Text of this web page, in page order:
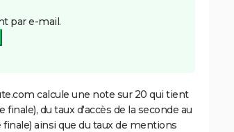
par e-mail.
calcule une note sur 20 qui tient
du taux d'accès de la seconde au
ainsi que du taux de mentions